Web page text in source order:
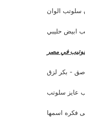
سلوتب الوان
ابيض حليبي
في مصر
- بكر لزق
عايز سلوتب
فكره اسمها